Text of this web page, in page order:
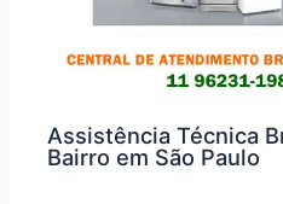
Assistência Técnica
Bairro em São Paulo